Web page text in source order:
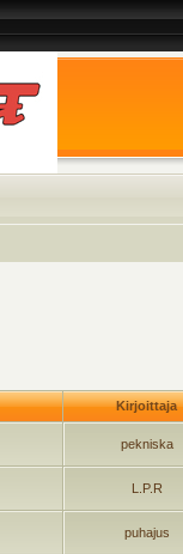
Kirjoittaja
pekniska
L.P.R
puhajus